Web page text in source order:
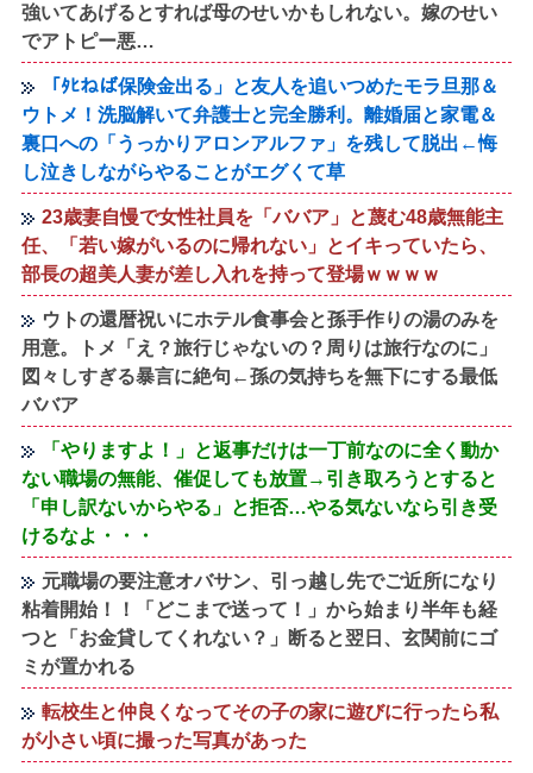
強いてあげるとすれば母のせいかもしれない。嫁のせい
でアトピー悪…
「ﾀﾋねば保険金出る」と友人を追いつめたモラ旦那＆
ウトメ！洗脳解いて弁護士と完全勝利。離婚届と家電＆
裏口への「うっかりアロンアルファ」を残して脱出←悔
し泣きしながらやることがエグくて草
23歳妻自慢で女性社員を「ババア」と蔑む48歳無能主
任、「若い嫁がいるのに帰れない」とイキっていたら、
部長の超美人妻が差し入れを持って登場ｗｗｗｗ
ウトの還暦祝いにホテル食事会と孫手作りの湯のみを
用意。トメ「え？旅行じゃないの？周りは旅行なのに」
図々しすぎる暴言に絶句←孫の気持ちを無下にする最低
ババア
「やりますよ！」と返事だけは一丁前なのに全く動か
ない職場の無能、催促しても放置→引き取ろうとすると
「申し訳ないからやる」と拒否…やる気ないなら引き受
けるなよ・・・
元職場の要注意オバサン、引っ越し先でご近所になり
粘着開始！！「どこまで送って！」から始まり半年も経
つと「お金貸してくれない？」断ると翌日、玄関前にゴ
ミが置かれる
転校生と仲良くなってその子の家に遊びに行ったら私
が小さい頃に撮った写真があった